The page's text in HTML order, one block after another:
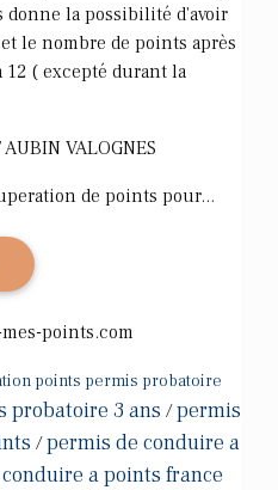
donne la possibilité d'avoir
le nombre de points après
( excepté durant la
VALOGNES
de points pour...
points.com
points permis probatoire
probatoire 3 ans /permis
/permis de conduire a
a points france